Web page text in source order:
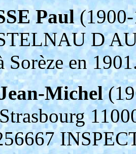
Paul(1900-
D
Sorèze en
Michel